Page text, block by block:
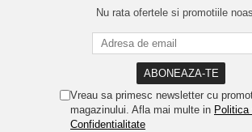
Nu rata ofertele si promotiile
Vreau sa primesc newsletter cu
magazinului. Afla mai multe in Politica
Confidentialitate